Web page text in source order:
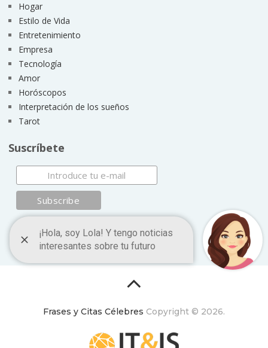
Hogar
Estilo de Vida
Entretenimiento
Empresa
Tecnología
Amor
Horóscopos
Interpretación de los sueños
Tarot
Suscríbete
Frases y Citas Célebres Copyright © 2026.